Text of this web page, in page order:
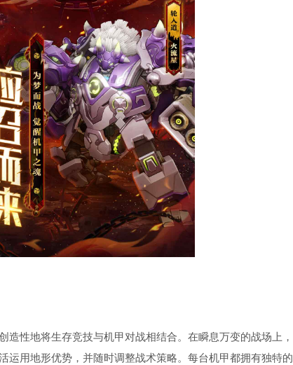
造性地将生存竞技与机甲对战相结合。在瞬息万变的战场上，
运用地形优势，并随时调整战术策略。每台机甲都拥有独特的